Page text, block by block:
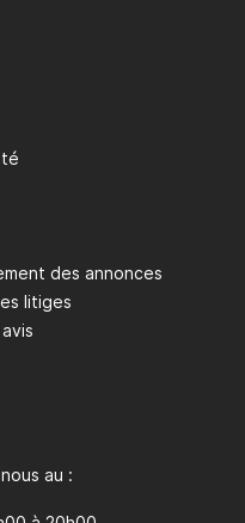
des annonces
litiges
au :